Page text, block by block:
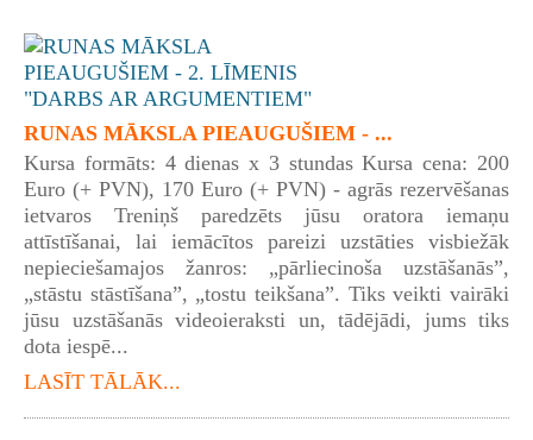
RUNAS MĀKSLA PIEAUGUŠIEM - ...
Kursa formāts: 4 dienas x 3 stundas Kursa cena: 200
Euro (+ PVN), 170 Euro (+ PVN) - agrās rezervēšanas
ietvaros Treniņš paredzēts jūsu oratora iemaņu
attīstīšanai, lai iemācītos pareizi uzstāties visbiežāk
nepieciešamajos žanros: „pārliecinoša uzstāšanās”,
„stāstu stāstīšana”, „tostu teikšana”. Tiks veikti vairāki
jūsu uzstāšanās videoieraksti un, tādējādi, jums tiks
dota iespē...
LASĪT TĀLĀK...